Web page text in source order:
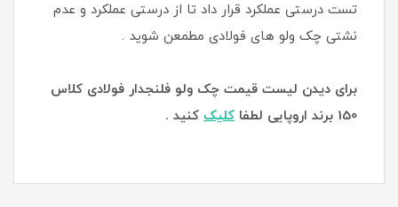
تست درستی عملکرد قرار داد تا از درستی عملکرد و عدم
نشتی چک ولو های فولادی مطمعن شوید .
برای دیدن لیست قیمت چک ولو فلنجدار فولادی کلاس
150 برند اروپایی لطفا
کلیک کنید .